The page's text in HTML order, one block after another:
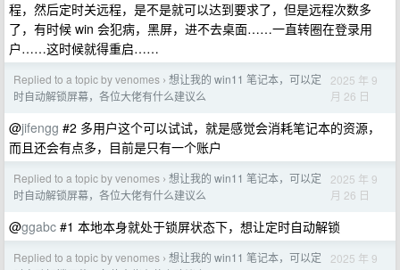
程，然后定时关远程，是不是就可以达到要求了，但是远程次数多
了，有时候 win 会犯病，黑屏，进不去桌面……一直转圈在登录用
户……这时候就得重启……
Replied to a topic by venomes › 想让我的 win11 笔记本，可以定
时自动解锁屏幕，各位大佬有什么建议么
2025 年 9
月 26 日
@jifengg #2 多用户这个可以试试，就是感觉会消耗笔记本的资源，
而且还会有点多，目前是只有一个账户
Replied to a topic by venomes › 想让我的 win11 笔记本，可以定
时自动解锁屏幕，各位大佬有什么建议么
2025 年 9
月 26 日
@ggabc #1 本地本身就处于锁屏状态下，想让定时自动解锁
Replied to a topic by venomes › 想让我的 win11 笔记本，可以定
2025 年 9